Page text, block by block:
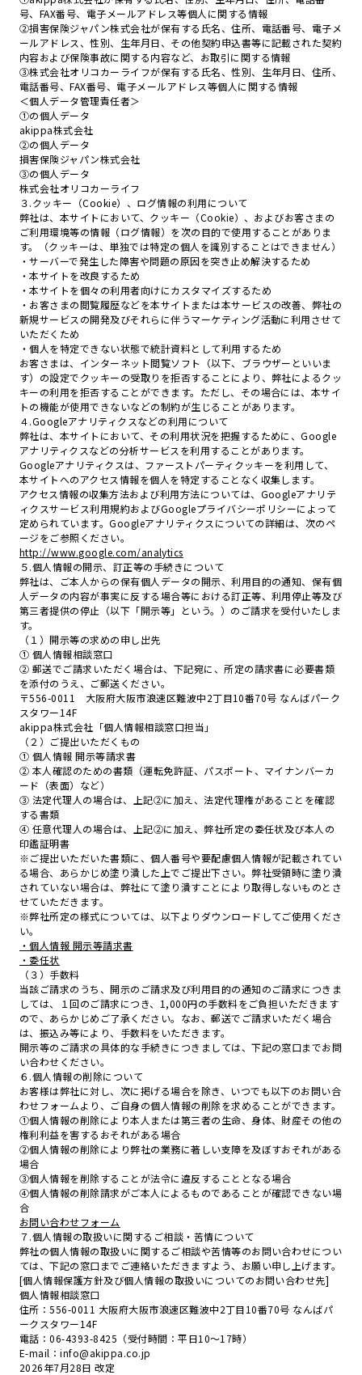
号、FAX番号、電子メールアドレス等個人に関する情報
②損害保険ジャパン株式会社が保有する氏名、住所、電話番号、電子メ
ールアドレス、性別、生年月日、その他契約申込書等に記載された契約
内容および保険事故に関する内容など、お取引に関する情報
③株式会社オリコカーライフが保有する氏名、性別、生年月日、住所、
電話番号、FAX番号、電子メールアドレス等個人に関する情報
＜個人データ管理責任者＞
①の個人データ
akippa株式会社
②の個人データ
損害保険ジャパン株式会社
③の個人データ
株式会社オリコカーライフ
３.クッキー（Cookie）、ログ情報の利用について
弊社は、本サイトにおいて、クッキー（Cookie）、およびお客さまの
ご利用環境等の情報（ログ情報）を次の目的で使用することがありま
す。（クッキーは、単独では特定の個人を識別することはできません）
・サーバーで発生した障害や問題の原因を突き止め解決するため
・本サイトを改良するため
・本サイトを個々の利用者向けにカスタマイズするため
・お客さまの閲覧履歴などを本サイトまたは本サービスの改善、弊社の
新規サービスの開発及びそれらに伴うマーケティング活動に利用させて
いただくため
・個人を特定できない状態で統計資料として利用するため
お客さまは、インターネット閲覧ソフト（以下、ブラウザーといいま
す）の設定でクッキーの受取りを拒否することにより、弊社によるクッ
キーの利用を拒否することができます。ただし、その場合には、本サイ
トの機能が使用できないなどの制約が生じることがあります。
４.Googleアナリティクスなどの利用について
弊社は、本サイトにおいて、その利用状況を把握するために、Google
アナリティクスなどの分析サービスを利用することがあります。
Googleアナリティクスは、ファーストパーティクッキーを利用して、
本サイトへのアクセス情報を個人を特定することなく収集します。
アクセス情報の収集方法および利用方法については、Googleアナリテ
ィクスサービス利用規約およびGoogleプライバシーポリシーによって
定められています。Googleアナリティクスについての詳細は、次のペ
ージをご参照ください。
http://www.google.com/analytics
５.個人情報の開示、訂正等の手続きについて
弊社は、ご本人からの保有個人データの開示、利用目的の通知、保有個
人データの内容が事実に反する場合等における訂正等、利用停止等及び
第三者提供の停止（以下「開示等」という。）のご請求を受付いたしま
す。
（１）開示等の求めの申し出先
① 個人情報相談窓口
② 郵送でご請求いただく場合は、下記宛に、所定の請求書に必要書類
を添付のうえ、ご郵送ください。
〒556-0011 大阪府大阪市浪速区難波中2丁目10番70号 なんばパーク
スタワー14F
akippa株式会社「個人情報相談窓口担当」
（２）ご提出いただくもの
① 個人情報 開示等請求書
② 本人確認のための書類（運転免許証、パスポート、マイナンバーカ
ード（表面）など）
③ 法定代理人の場合は、上記②に加え、法定代理権があることを確認
する書類
④ 任意代理人の場合は、上記②に加え、弊社所定の委任状及び本人の
印鑑証明書
※ご提出いただいた書類に、個人番号や要配慮個人情報が記載されてい
る場合、あらかじめ塗り潰した上でご提出下さい。弊社受領時に塗り潰
されていない場合は、弊社にて塗り潰すことにより取得しないものとさ
せていただきます。
※弊社所定の様式については、以下よりダウンロードしてご使用くださ
い。
・個人情報 開示等請求書
・委任状
（３）手数料
当該ご請求のうち、開示のご請求及び利用目的の通知のご請求につきま
しては、１回のご請求につき、1,000円の手数料をご負担いただきます
ので、あらかじめご了承ください。なお、郵送でご請求いただく場合
は、振込み等により、手数料をいただきます。
開示等のご請求の具体的な手続きにつきましては、下記の窓口までお問
い合わせください。
６.個人情報の削除について
お客様は弊社に対し、次に掲げる場合を除き、いつでも以下のお問い合
わせフォームより、ご自身の個人情報の削除を求めることができます。
①個人情報の削除により本人または第三者の生命、身体、財産その他の
権利利益を害するおそれがある場合
②個人情報の削除により弊社の業務に著しい支障を及ぼすおそれがある
場合
③個人情報を削除することが法令に違反することとなる場合
④個人情報の削除請求がご本人によるものであることが確認できない場
合
お問い合わせフォーム
７.個人情報の取扱いに関するご相談・苦情について
弊社の個人情報の取扱いに関するご相談や苦情等のお問い合わせについ
ては、下記の窓口までご連絡いただきますよう、お願い申し上げます。
[個人情報保護方針及び個人情報の取扱いについてのお問い合わせ先]
個人情報相談窓口
住所：556-0011 大阪府大阪市浪速区難波中2丁目10番70号 なんばパ
ークスタワー14F
電話：06-4393-8425（受付時間：平日10～17時）
E-mail：info@akippa.co.jp
2026年7月28日 改定